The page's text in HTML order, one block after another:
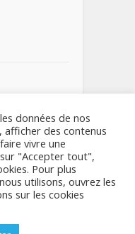
données de nos
des contenus
vivre une
"Accepter tout",
Pour plus
utilisons, ouvrez les
sur les cookies